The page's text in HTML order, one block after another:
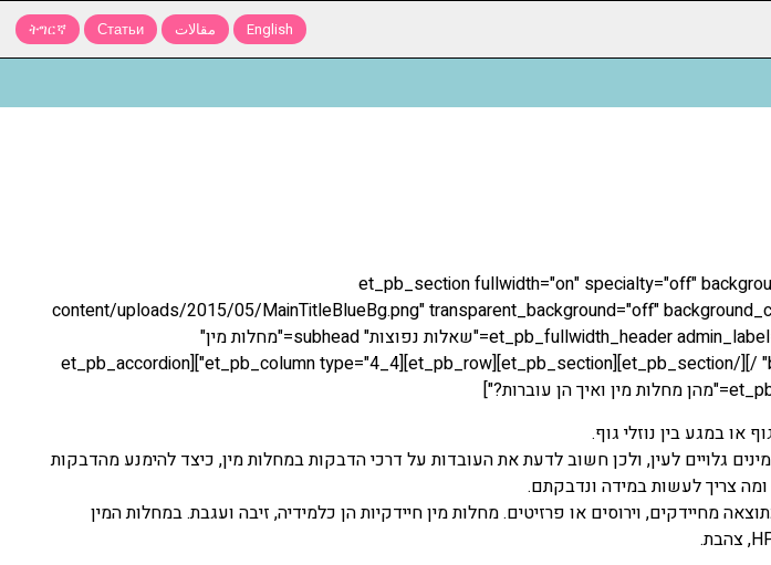
English مقالات Статьи
ትግርኛ
[et_pb_section fullwidth="on" specialty="off"
content/uploads/2015/05/MainTitleBlueBg.png" transparent_background="off"
parallax_method="off"][et_pb_fullwidth_header admin_label="Fullwidth Header" title="שאלות נפוצות" subhead="מחלות מין"
background_layout="dark" text_orientation="left" /][/et_pb_section][et_pb_section][et_pb_row][et_pb_column type="4_4"][et_pb_accordion
או במגע בין נוזלי גוף.
גלויים לעין, ולכן חשוב לדעת את העובדות על דרכי הדבקות במחלות מין, כיצד להימנע מהדבקות
צריך לעשות במידה ונדבקתם.
מחיידקים, וירוסים או פרזיטים. מחלות מין חיידקיות הן כלמידיה, זיבה ועגבת. במחלות המין